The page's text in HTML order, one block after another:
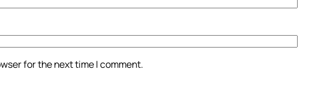
for the next time I comment.